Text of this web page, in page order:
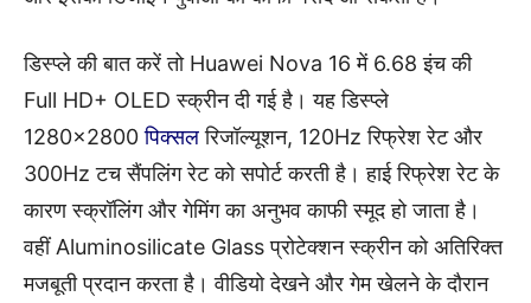
डिस्प्ले की बात करें तो Huawei Nova 16 में 6.68 इंच की
Full HD+ OLED स्क्रीन दी गई है। यह डिस्प्ले
1280×2800पिक्सलरिजॉल्यूशन, 120Hz रिफ्रेश रेट और
300Hz टच सैंपलिंग रेट को सपोर्ट करती है। हाई रिफ्रेश रेट के
कारण स्क्रॉलिंग और गेमिंग का अनुभव काफी स्मूद हो जाता है।
वहीं Aluminosilicate Glass प्रोटेक्शन स्क्रीन को अतिरिक्त
मजबूती प्रदान करता है। वीडियो देखने और गेम खेलने के दौरान